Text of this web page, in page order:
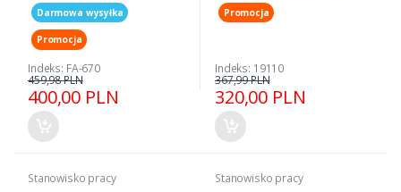
Darmowa wysyłka
Promocja
Indeks: FA-670
400,00 PLN
459,98 PLN
Promocja
Indeks: 19110
320,00 PLN
367,99 PLN
Stanowisko pracy Stanowisko pracy